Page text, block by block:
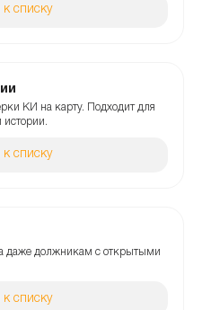
к списку
КИ на карту. Подходит для
к списку
даже должникам с открытыми
к списку